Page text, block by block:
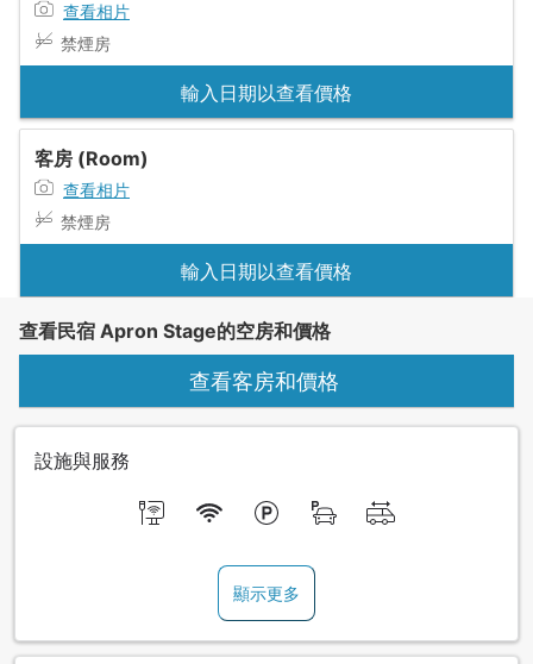
查看相片
禁煙房
輸入日期以查看價格
客房 (Room)
查看相片
禁煙房
輸入日期以查看價格
查看民宿 Apron Stage的空房和價格
查看客房和價格
設施與服務
顯示更多